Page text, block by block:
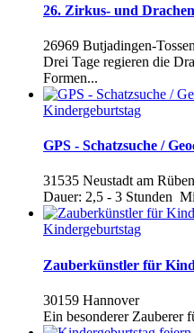
26. Zirkus- und
26969 Butjadingen-
Drei Tage regieren die
Formen...
Kindergeburtstag
GPS - Schatzsuche /
31535 Neustadt am
Dauer: 2,5 - 3 Stunden
Kindergeburtstag
Zauberkünstler für
30159 Hannover
Ein besonderer Zauberer